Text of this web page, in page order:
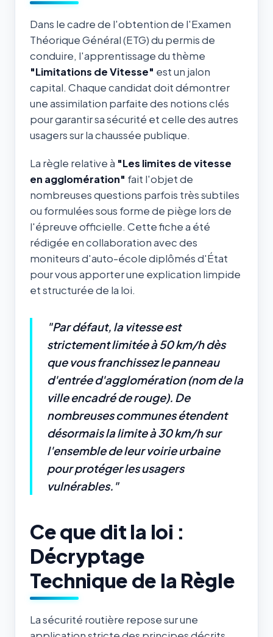
Dans le cadre de l'obtention de l'Examen
Théorique Général (ETG) du permis de
conduire, l'apprentissage du thème
"Limitations de Vitesse" est un jalon
capital. Chaque candidat doit démontrer
une assimilation parfaite des notions clés
pour garantir sa sécurité et celle des autres
usagers sur la chaussée publique.
La règle relative à "Les limites de vitesse
en agglomération" fait l'objet de
nombreuses questions parfois très subtiles
ou formulées sous forme de piège lors de
l'épreuve officielle. Cette fiche a été
rédigée en collaboration avec des
moniteurs d'auto-école diplômés d'État
pour vous apporter une explication limpide
et structurée de la loi.
"Par défaut, la vitesse est
strictement limitée à 50 km/h dès
que vous franchissez le panneau
d'entrée d'agglomération (nom de la
ville encadré de rouge). De
nombreuses communes étendent
désormais la limite à 30 km/h sur
l'ensemble de leur voirie urbaine
pour protéger les usagers
vulnérables."
Ce que dit la loi :
Décryptage
Technique de la Règle
La sécurité routière repose sur une